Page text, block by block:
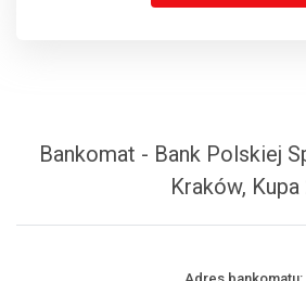
Bankomat - Bank Polskiej
Kraków, Kupa